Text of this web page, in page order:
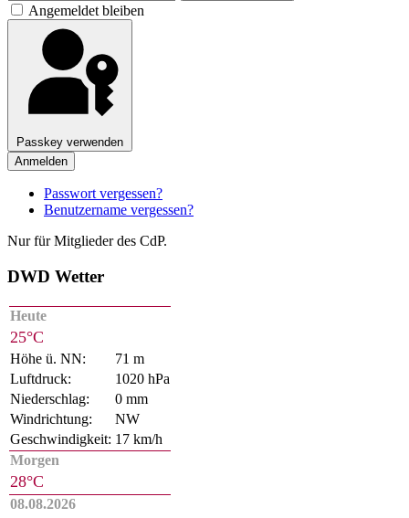
Angemeldet bleiben
Passkey verwenden
Anmelden
Passwort vergessen?
Benutzername vergessen?
Nur für Mitglieder des CdP.
DWD Wetter
Heute
25°C
Höhe ü. NN:
71 m
Luftdruck:
1020 hPa
Niederschlag:
0 mm
Windrichtung:
NW
Geschwindigkeit: 17 km/h
Morgen
28°C
08.08.2026